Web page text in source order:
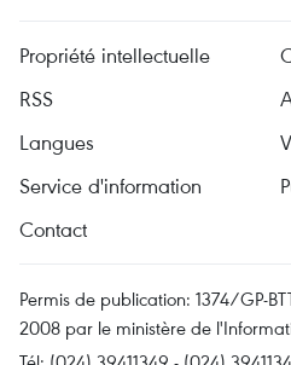
Propriété intellectuelle
RSS
Langues
Service d'information
Contact
Permis de publication: 1374/GP-
2008 par le ministère de